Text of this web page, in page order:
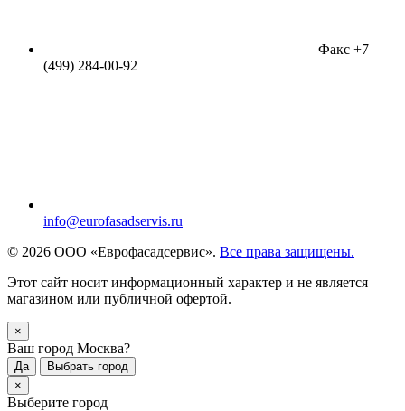
Факс +7
(499) 284-00-92
info@eurofasadservis.ru
© 2026 ООО «Еврофасадсервис». Все права защищены.
Этот сайт носит информационный характер и не является
магазином или публичной офертой.
×
Ваш город Москва?
Да
Выбрать город
×
Выберите город